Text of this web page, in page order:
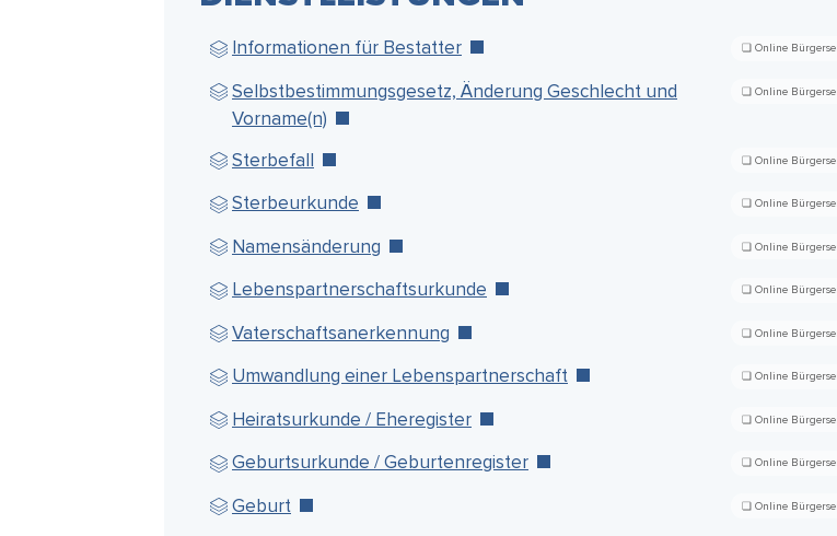
Informationen für Bestatter
Selbstbestimmungsgesetz, Änderung Geschlecht und
Vorname(n)
Sterbefall
Sterbeurkunde
Namensänderung
Lebenspartnerschaftsurkunde
Vaterschaftsanerkennung
Umwandlung einer Lebenspartnerschaft
Heiratsurkunde / Eheregister
Geburtsurkunde / Geburtenregister
Geburt